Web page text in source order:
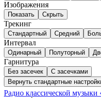
Изображения
Показать Скрыть
Трекинг
Стандартный Средний
Интервал
Одинарный Полуторный
Гарнитура
Без засечек
С засечками
Вернуть стандартные
Радио классической